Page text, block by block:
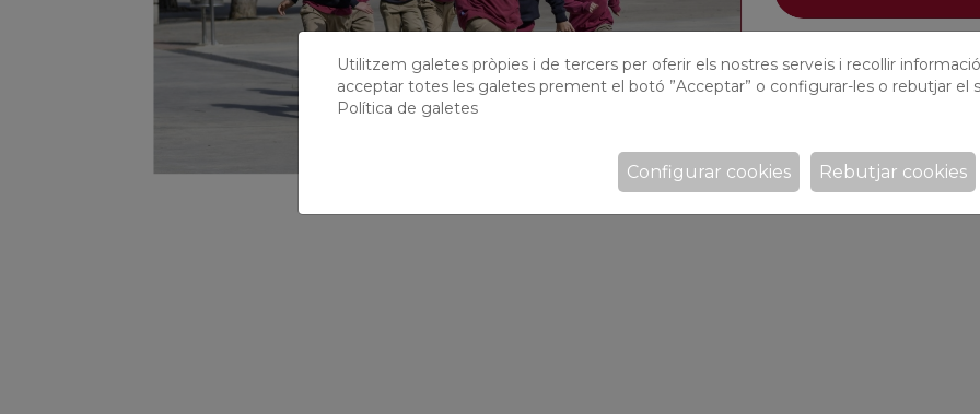
Utilitzem galetes pròpies i de tercers per oferir els nostres serveis i recollir
acceptar totes les galetes prement el botó ”Acceptar” o configurar-les o rebutjar el
Política de galetes
Rebutjar cookies
Configurar cookies